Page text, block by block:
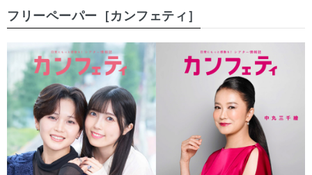
フリーペーパー［カンフェティ］